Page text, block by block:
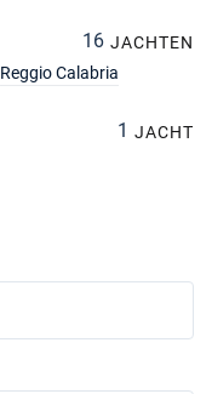
16 JACHTEN
Reggio Calabria
1 JACHT